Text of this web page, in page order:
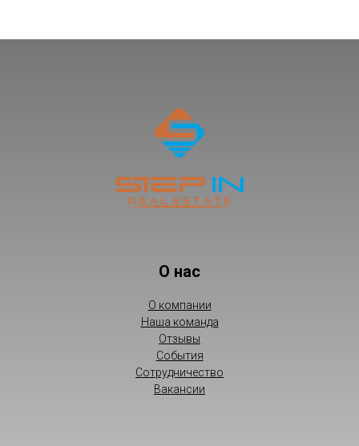
О нас
О компании
Наша команда
Отзывы
События
Сотрудничество
Вакансии